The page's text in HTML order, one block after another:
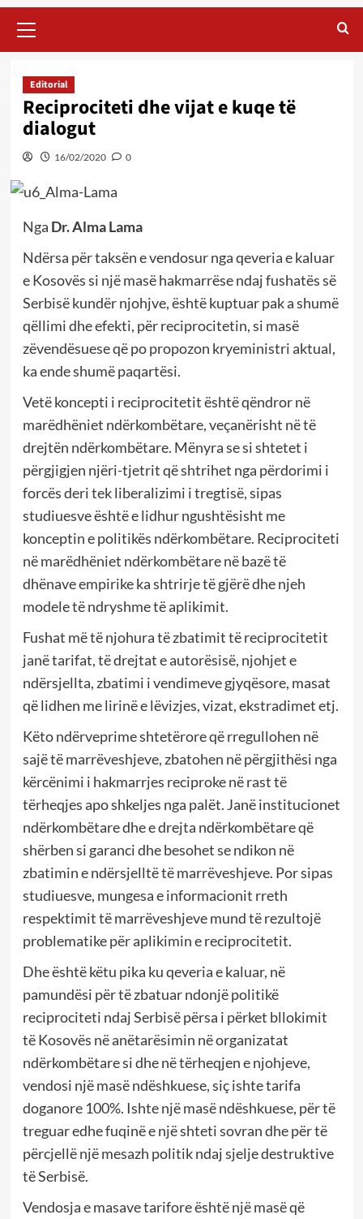
Menu
Editorial
Reciprociteti dhe vijat e kuqe të
dialogut
16/02/2020 0
Nga Dr. Alma Lama
Ndërsa për taksën e vendosur nga qeveria e kaluar
e Kosovës si një masë hakmarrëse ndaj fushatës së
Serbisë kundër njohjve, është kuptuar pak a shumë
qëllimi dhe efekti, për reciprocitetin, si masë
zëvendësuese që po propozon kryeministri aktual,
ka ende shumë paqartësi.
Vetë koncepti i reciprocitetit është qëndror në
marëdhëniet ndërkombëtare, veçanërisht në të
drejtën ndërkombëtare. Mënyra se si shtetet i
përgjigjen njëri-tjetrit që shtrihet nga përdorimi i
forcës deri tek liberalizimi i tregtisë, sipas
studiuesve është e lidhur ngushtësisht me
konceptin e politikës ndërkombëtare. Reciprociteti
në marëdhëniet ndërkombëtare në bazë të
dhënave empirike ka shtrirje të gjërë dhe njeh
modele të ndryshme të aplikimit.
Fushat më të njohura të zbatimit të reciprocitetit
janë tarifat, të drejtat e autorësisë, njohjet e
ndërsjellta, zbatimi i vendimeve gjyqësore, masat
që lidhen me lirinë e lëvizjes, vizat, ekstradimet etj.
Këto ndërveprime shtetërore që rregullohen në
sajë të marrëveshjeve, zbatohen në përgjithësi nga
kërcënimi i hakmarrjes reciproke në rast të
tërheqjes apo shkeljes nga palët. Janë institucionet
ndërkombëtare dhe e drejta ndërkombëtare që
shërben si garanci dhe besohet se ndikon në
zbatimin e ndërsjelltë të marrëveshjeve. Por sipas
studiuesve, mungesa e informacionit rreth
respektimit të marrëveshjeve mund të rezultojë
problematike për aplikimin e reciprocitetit.
Dhe është këtu pika ku qeveria e kaluar, në
pamundësi për të zbatuar ndonjë politikë
reciprociteti ndaj Serbisë përsa i përket bllokimit
të Kosovës në anëtarësimin në organizatat
ndërkombëtare si dhe në tërheqjen e njohjeve,
vendosi një masë ndëshkuese, siç ishte tarifa
doganore 100%. Ishte një masë ndëshkuese, për të
treguar edhe fuqinë e një shteti sovran dhe për të
përcjellë një mesazh politik ndaj sjelje destruktive
të Serbisë.
Vendosja e masave tarifore është një masë që